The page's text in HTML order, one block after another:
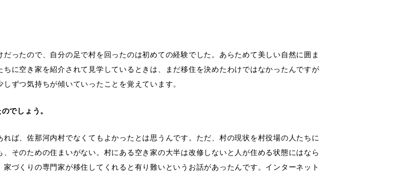
ったので、自分の足で村を回ったのは初めての経験でした。あらためて美しい自然に囲ま
に空き家を紹介されて見学しているときは、まだ移住を決めたわけではなかったんですが
ずつ気持ちが傾いていったことを覚えています。
でしょう。
ば、佐那河内村でなくてもよかったとは思うんです。ただ、村の現状を村役場の人たちに
そのための住まいがない。村にある空き家の大半は改修しないと人が住める状態にはなら
づくりの専門家が移住してくれると有り難いというお話があったんです。インターネット